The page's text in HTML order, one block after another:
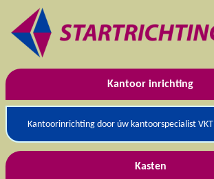
Kantoor inrichting
Kantoorinrichting door úw kantoorspecialist VKT
Kasten